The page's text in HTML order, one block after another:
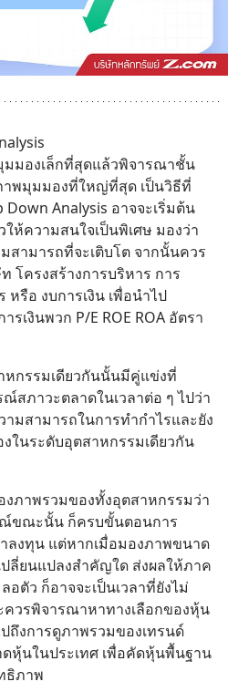
พมุมมองที่ใหญ่ที่สุด เป็นวิธีที่
Analysis อาจจะเริ่มต้น
ห้ความสนใจเป็นพิเศษ มองว่า
ามารถที่จะเติบโต จากนั้นควร
โครงสร้างการบริหาร การ
รือ งบการเงิน เพื่อนำไป
เงินพวก P/E ROE ROA อัตรา
หกรรมเดียวกันนั้นมีคู่แข่งที่
สภาวะตลาดในเวลาต่อ ๆ ไปว่า
มสามารถในการทำกำไรและยัง
ในระดับอุตสาหกรรมเดียวกัน
ภาพรวมของทั้งอุตสาหกรรมว่า
ณ์ขณะนั้น ก็ครบขั้นตอนการ
ลงทุน แต่หากเมื่อมองภาพขนาด
ลี่ยนแปลงสำคัญใด ส่งผลให้ภาค
ตัว ก็อาจจะเป็นเวลาที่ยังไม่
วรพิจารณาหาทางเลือกของหุ้น
ถึงการดูภาพรวมของเทรนด์
หุ้นในประเทศ เพื่อคัดหุ้นพื้นฐาน
ธิภาพ